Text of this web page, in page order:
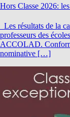
Hors Classe 2026:
Les résultats de la
professeurs des
ACCOLAD.
nominative […]